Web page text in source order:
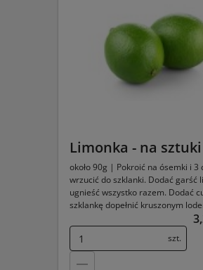
Limonka - na sztuki
około 90g | Pokroić na ósemki i 3
wrzucić do szklanki. Dodać garść
ugnieść wszystko razem. Dodać
szklankę dopełnić kruszonym
ml rumu, dopełnić wodą
zamieszać długą łyżką. Mojito
szt.